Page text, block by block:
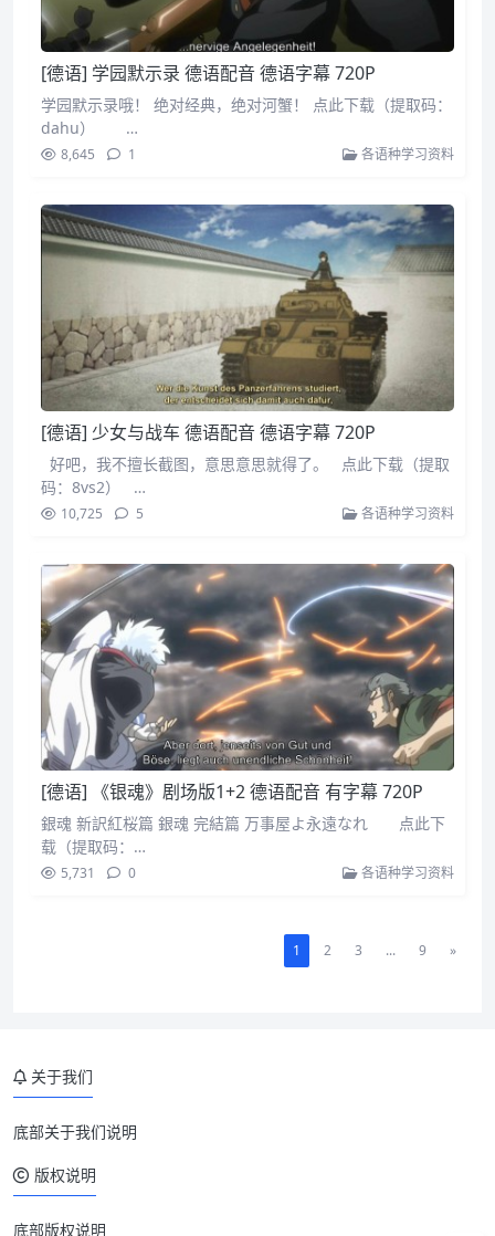
[德语] 学园默示录 德语配音 德语字幕 720P
学园默示录哦！ 绝对经典，绝对河蟹！ 点此下载（提取码：
dahu） …
8,645 1 各语种学习资料
[德语] 少女与战车 德语配音 德语字幕 720P
好吧，我不擅长截图，意思意思就得了。 点此下载（提取
码：8vs2） …
10,725 5 各语种学习资料
[德语] 《银魂》剧场版1+2 德语配音 有字幕 720P
銀魂 新訳紅桜篇 銀魂 完結篇 万事屋よ永遠なれ 点此下
载（提取码：…
5,731 0 各语种学习资料
1 2 3 ... 9 »
关于我们
底部关于我们说明
版权说明
底部版权说明